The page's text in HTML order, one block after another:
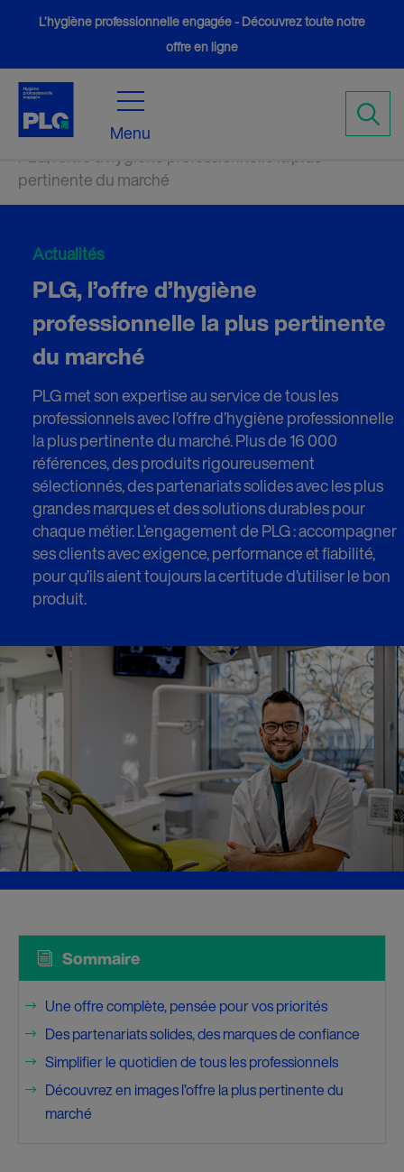
L’hygiène professionnelle engagée - Découvrez toute notre
offre en ligne
Menu
Accueil Actualités
PLG, l’offre d’hygiène professionnelle la plus
pertinente du marché
Actualités
PLG, l’offre d’hygiène
professionnelle la plus pertinente
du marché
PLG met son expertise au service de tous les
professionnels avec l’offre d’hygiène professionnelle
la plus pertinente du marché. Plus de 16 000
références, des produits rigoureusement
sélectionnés, des partenariats solides avec les plus
grandes marques et des solutions durables pour
chaque métier. L’engagement de PLG : accompagner
ses clients avec exigence, performance et fiabilité,
pour qu’ils aient toujours la certitude d’utiliser le bon
produit.
i Sommaire
$ Une offre complète, pensée pour vos priorités
$ Des partenariats solides, des marques de confiance
$ Simplifier le quotidien de tous les professionnels
$
Découvrez en images l’offre la plus pertinente du
marché